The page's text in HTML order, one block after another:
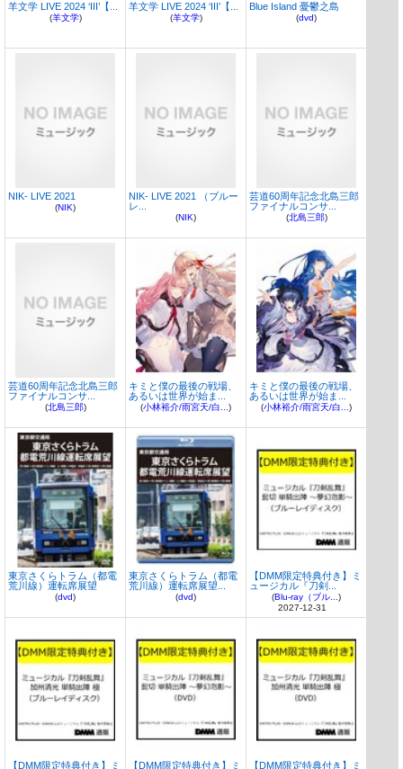
羊文学 LIVE 2024 ‘III’【...
(羊文学)
羊文学 LIVE 2024 ‘III’【...
(羊文学)
Blue Island 憂鬱之島
(dvd)
NIK- LIVE 2021
(NIK)
NIK- LIVE 2021 （ブルー
レ...
(NIK)
芸道60周年記念北島三郎
ファイナルコンサ...
(北島三郎)
芸道60周年記念北島三郎
ファイナルコンサ...
(北島三郎)
キミと僕の最後の戦場、
あるいは世界が始ま...
(小林裕介/雨宮天/白...)
キミと僕の最後の戦場、
あるいは世界が始ま...
(小林裕介/雨宮天/白...)
東京さくらトラム（都電
荒川線）運転席展望
(dvd)
東京さくらトラム（都電
荒川線）運転席展望...
(dvd)
【DMM限定特典付き】ミ
ュージカル『刀剣...
(Blu-ray（ブル...)
2027-12-31
【DMM限定特典付き】ミ 【DMM限定特典付き】ミ 【DMM限定特典付き】ミ